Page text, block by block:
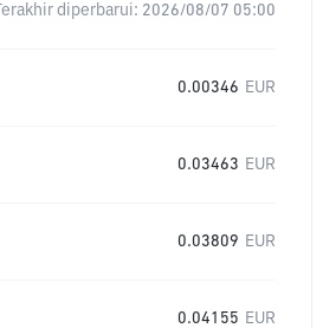
Terakhir diperbarui: 2026/08/07 05:00
0.00346 EUR
0.03463 EUR
0.03809 EUR
0.04155 EUR